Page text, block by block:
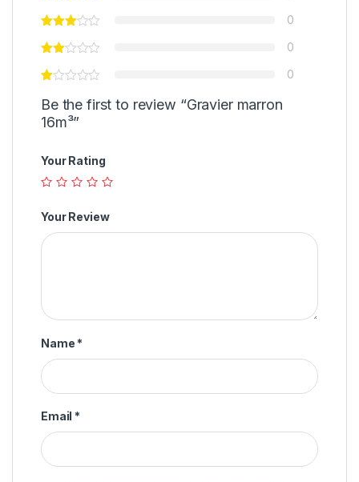
0
0
0
Be the first to review “Gravier marron
16m³”
Your Rating
Your Review
Name *
Email *